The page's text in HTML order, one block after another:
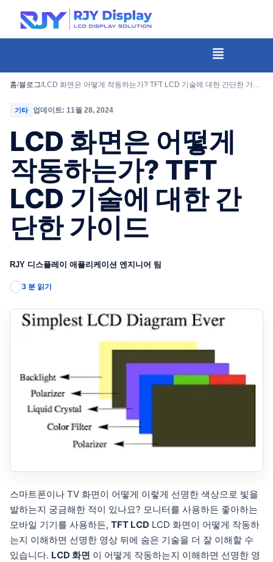
메
뉴
홈/블로그/ LCD 화면은 어떻게 작동하는가? TFT LCD 기술에 대한 간단한 가이드
기타 업데이트: 11월 28, 2024
LCD 화면은 어떻게
작동하는가? TFT
LCD 기술에 대한 간
단한 가이드
RJY 디스플레이 애플리케이션 엔지니어 팀
3 분 읽기
스마트폰이나 TV 화면이 어떻게 이렇게 선명한 색상으로 빛을
발하는지 궁금해한 적이 있나요? 모니터를 사용하든 좋아하는
모바일 기기를 사용하든, TFT LCD LCD 화면이 어떻게 작동하
는지 이해하면 선명한 영상 뒤에 숨은 기술을 더 잘 이해할 수
있습니다. LCD 화면 이 어떻게 작동하는지 이해하면 선명한 영